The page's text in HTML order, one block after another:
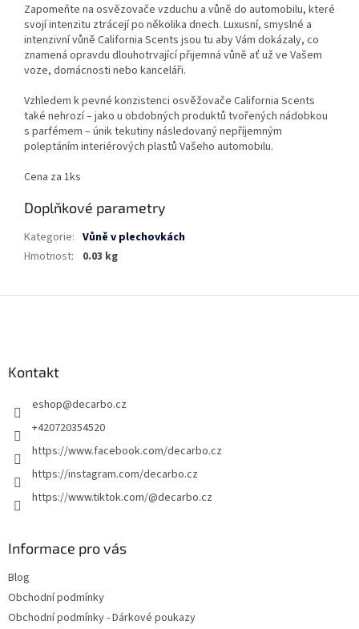
Zapomeňte na osvězovače vzduchu a vůně do automobilu, které
svojí intenzitu ztrácejí po několika dnech. Luxusní, smyslné a
intenzivní vůně California Scents jsou tu aby Vám dokázaly, co
znamená opravdu dlouhotrvající přijemná vůně ať už ve Vašem
voze, domácnosti nebo kanceláři.
Vzhledem k pevné konzistenci osvěžovače California Scents
také nehrozí – jako u obdobných produktů tvořených nádobkou
s parfémem – únik tekutiny následovaný nepříjemným
poleptáním interiérových plastů Vašeho automobilu.
Cena za 1ks
Doplňkové parametry
Kategorie: Vůně v plechovkách
Hmotnost: 0.03 kg
Kontakt
eshop@decarbo.cz
+420720354520
https://www.facebook.com/decarbo.cz
https://instagram.com/decarbo.cz
https://www.tiktok.com/@decarbo.cz
Informace pro vás
Blog
Obchodní podmínky
Obchodní podmínky - Dárkové poukazy